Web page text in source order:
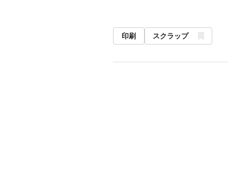
印刷 スクラップ